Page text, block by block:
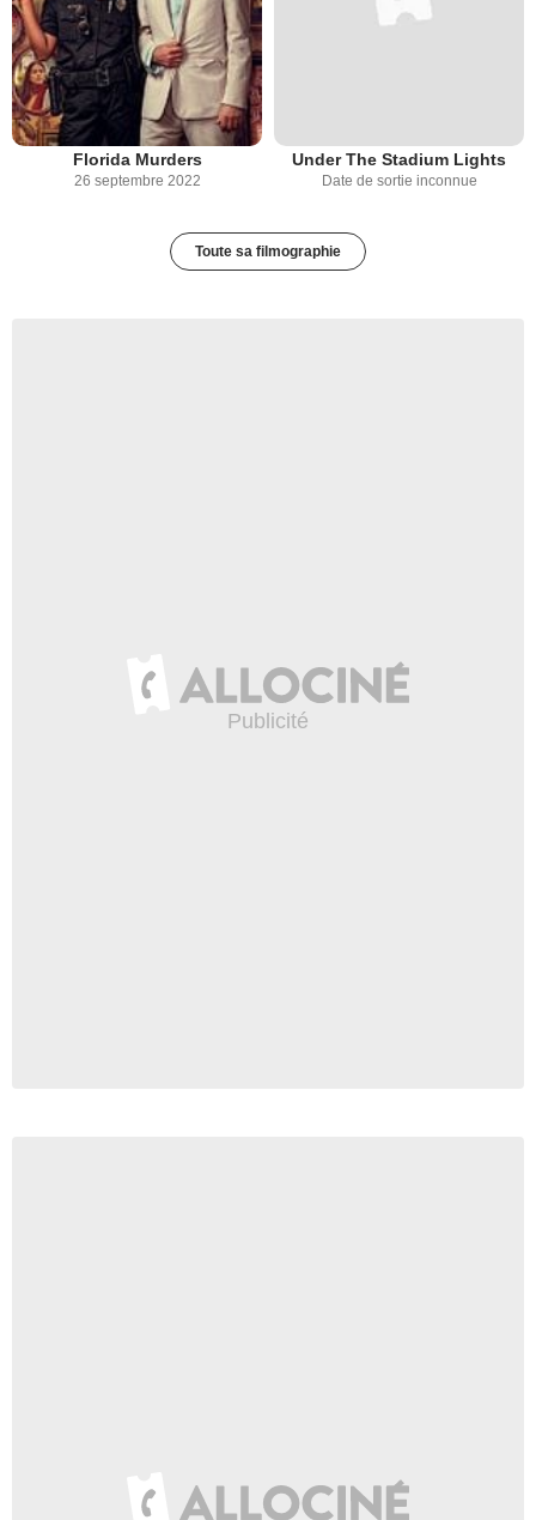
Florida Murders
26 septembre 2022
Under The Stadium Lights
Date de sortie inconnue
Toute sa filmographie